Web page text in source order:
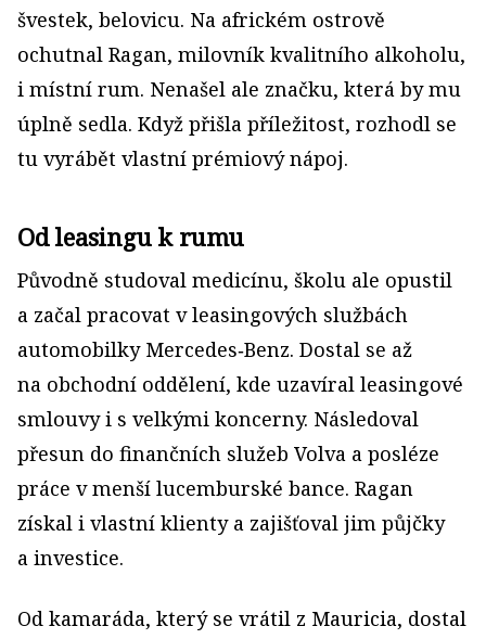
švestek, belovicu. Na africkém ostrově
ochutnal Ragan, milovník kvalitního alkoholu,
i místní rum. Nenašel ale značku, která by mu
úplně sedla. Když přišla příležitost, rozhodl se
tu vyrábět vlastní prémiový nápoj.
Od leasingu k rumu
Původně studoval medicínu, školu ale opustil
a začal pracovat v leasingových službách
automobilky Mercedes‑Benz. Dostal se až
na obchodní oddělení, kde uzavíral leasingové
smlouvy i s velkými koncerny. Následoval
přesun do finančních služeb Volva a posléze
práce v menší lucemburské bance. Ragan
získal i vlastní klienty a zajišťoval jim půjčky
a investice.
Od kamaráda, který se vrátil z Mauricia, dostal